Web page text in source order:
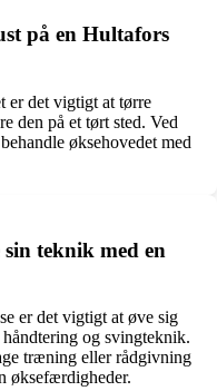
på en Hultafors
er det vigtigt at tørre
den på et tørt sted. Ved
øksehovedet med
teknik med en
er det vigtigt at øve sig
og svingteknik.
træning eller rådgivning
øksefærdigheder.